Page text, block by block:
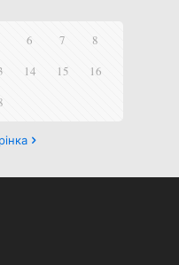
6 7
8
14 15
16